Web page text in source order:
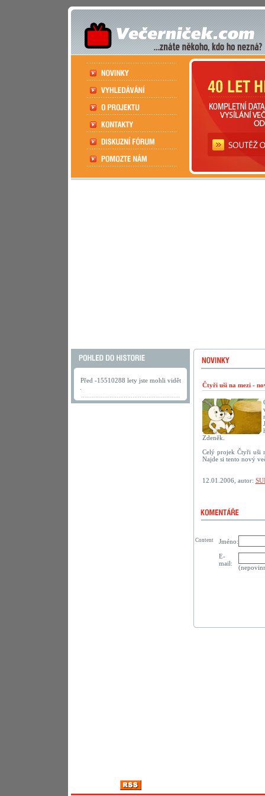
Před -15510288 lety jste mohli vidět
Čtyři uši na mezi -
Zdeněk.
Celý projek Čtyři uši
Najde si tento nový
12.01.2006, autor:
Jméno:
E-
mail:
Content